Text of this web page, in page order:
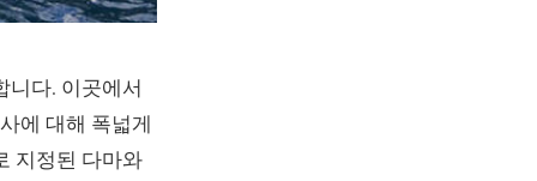
니다. 이곳에서
에 대해 폭넓게
지정된 다마와